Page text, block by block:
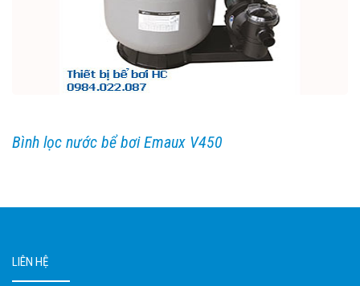
Bình lọc nước bể bơi Emaux V450
LIÊN HỆ